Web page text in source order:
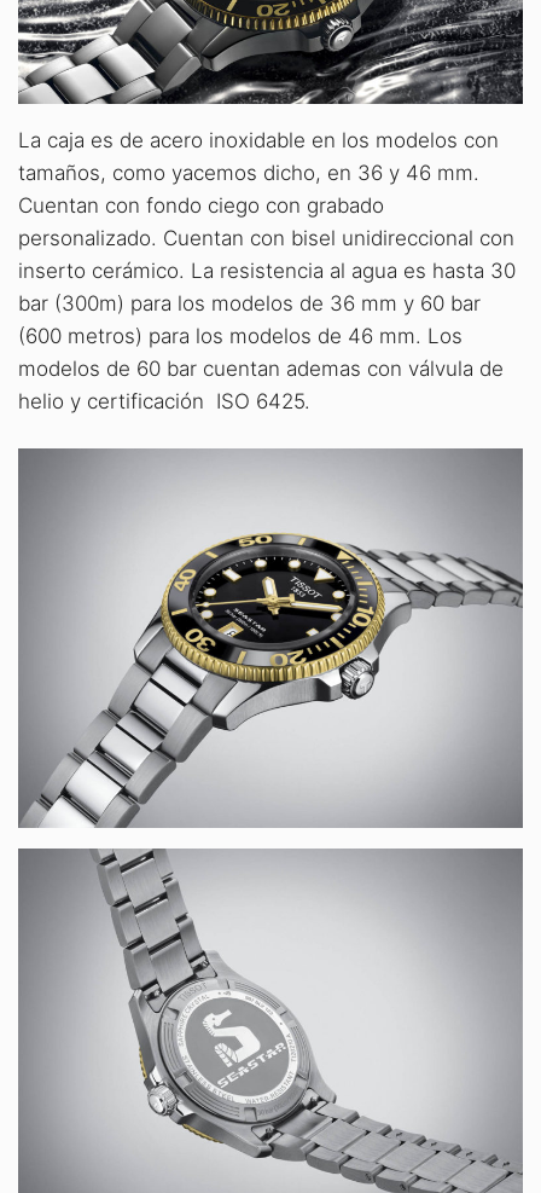
La caja es de acero inoxidable en los modelos con
tamaños, como yacemos dicho, en 36 y 46 mm.
Cuentan con fondo ciego con grabado
personalizado. Cuentan con bisel unidireccional con
inserto cerámico. La resistencia al agua es hasta 30
bar (300m) para los modelos de 36 mm y 60 bar
(600 metros) para los modelos de 46 mm. Los
modelos de 60 bar cuentan ademas con válvula de
helio y certificación ISO 6425.